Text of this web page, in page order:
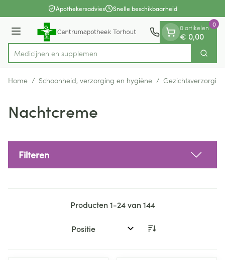
Ga naar de inhoudApothekersadvies Snelle beschikbaarheid
Menu
Product, merk, categorie...
Med Zoek
0 artikelen
€ 0,00
0
Home / Schoonheid, verzorging en hygiëne / Gezichtsverzorging
Nachtcreme
Filteren
Producten1-24van144
Sorteer op: